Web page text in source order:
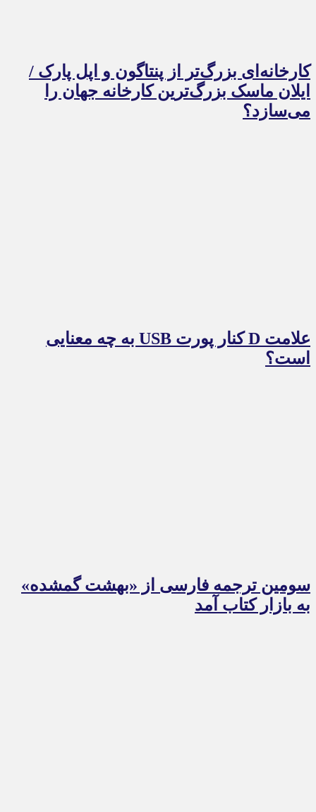
کارخانه‌ای بزرگ‌تر از پنتاگون و اپل پارک /
ایلان ماسک بزرگ‌ترین کارخانه جهان را
می‌سازد؟
علامت D کنار پورت USB به چه معنایی
است؟
سومین ترجمه فارسی از «بهشت گمشده»
به بازار کتاب آمد